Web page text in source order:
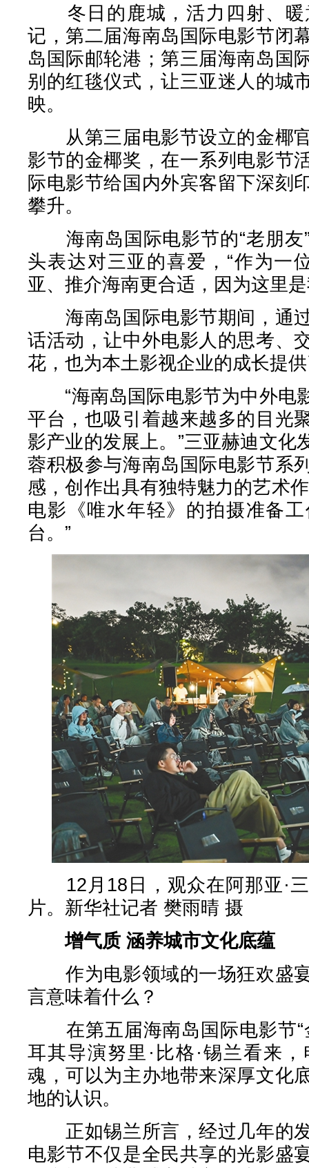
冬日的鹿城，活力四射、暖
记，第二届海南岛国际电影节闭
岛国际邮轮港；第三届海南岛国
别的红毯仪式，让三亚迷人的城
映。
从第三届电影节设立的金椰
影节的金椰奖，在一系列电影节
际电影节给国内外宾客留下深刻
攀升。
海南岛国际电影节的“老朋友
头表达对三亚的喜爱，“作为一
亚、推介海南更合适，因为这里
海南岛国际电影节期间，通
话活动，让中外电影人的思考、
花，也为本土影视企业的成长提供
“海南岛国际电影节为中外电
平台，也吸引着越来越多的目光
影产业的发展上。”三亚赫迪文化
蓉积极参与海南岛国际电影节系
感，创作出具有独特魅力的艺术
电影《唯水年轻》的拍摄准备
台。”
12月18日，观众在阿那亚·三
片。新华社记者 樊雨晴 摄
增气质 涵养城市文化底蕴
作为电影领域的一场狂欢盛
言意味着什么？
在第五届海南岛国际电影节“
耳其导演努里·比格·锡兰看来
魂，可以为主办地带来深厚文化
地的认识。
正如锡兰所言，经过几年的
电影节不仅是全民共享的光影盛